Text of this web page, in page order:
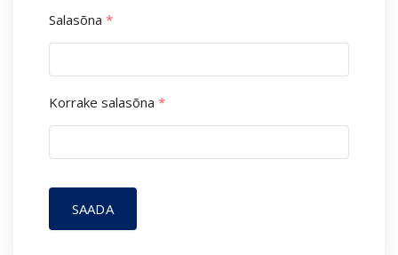
Salasõna *
Korrake salasõna *
SAADA